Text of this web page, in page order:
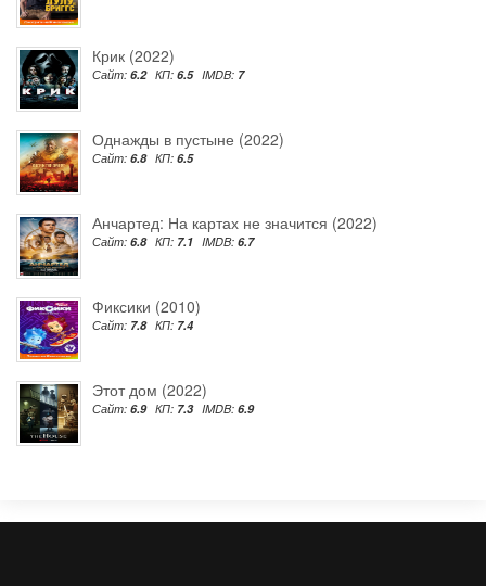
Крик (2022)
Сайт: 6.2 КП: 6.5 IMDB: 7
Однажды в пустыне (2022)
Сайт: 6.8 КП: 6.5
Анчартед: На картах не значится (2022)
Сайт: 6.8 КП: 7.1 IMDB: 6.7
Фиксики (2010)
Сайт: 7.8 КП: 7.4
Этот дом (2022)
Сайт: 6.9 КП: 7.3 IMDB: 6.9